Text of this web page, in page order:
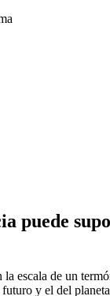
puede
la escala de un
y el del